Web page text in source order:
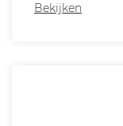
Bekijken